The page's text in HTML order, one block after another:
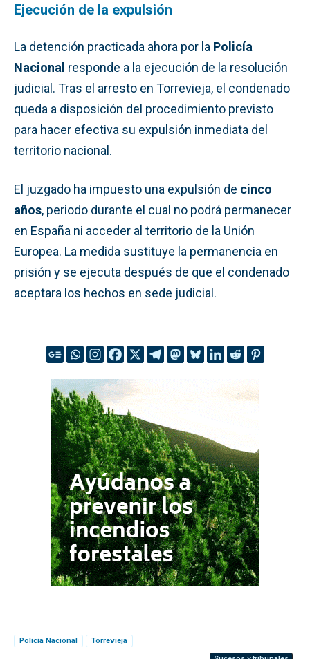
Ejecución de la expulsión
La detención practicada ahora por la Policía
Nacional responde a la ejecución de la resolución
judicial. Tras el arresto en Torrevieja, el condenado
queda a disposición del procedimiento previsto
para hacer efectiva su expulsión inmediata del
territorio nacional.
El juzgado ha impuesto una expulsión de cinco
años, periodo durante el cual no podrá permanecer
en España ni acceder al territorio de la Unión
Europea. La medida sustituye la permanencia en
prisión y se ejecuta después de que el condenado
aceptara los hechos en sede judicial.
Policía Nacional
Torrevieja